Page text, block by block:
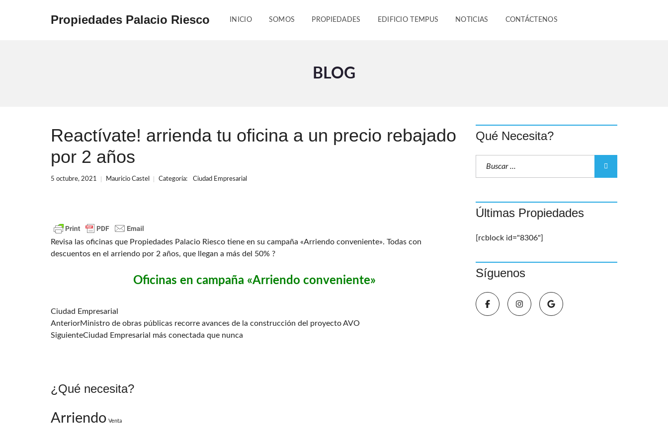
Propiedades Palacio Riesco INICIO SOMOS PROPIEDADES EDIFICIO TEMPUS NOTICIAS CONTÁCTENOS
BLOG
Reactívate! arrienda tu oficina a un precio rebajado
por 2 años
5 octubre, 2021 Mauricio Castel Categoría: Ciudad Empresarial
Revisa las oficinas que Propiedades Palacio Riesco tiene en su campaña «Arriendo conveniente». Todas con
descuentos en el arriendo por 2 años, que llegan a más del 50% ?
Oficinas en campaña «Arriendo conveniente»
Ciudad Empresarial
AnteriorMinistro de obras públicas recorre avances de la construcción del proyecto AVO
SiguienteCiudad Empresarial más conectada que nunca
Qué Necesita?
Últimas Propiedades
[rcblock id="8306"]
Síguenos
¿Qué necesita?
Arriendo Venta